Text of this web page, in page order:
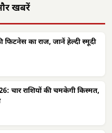
खबरें
फिटनेस का राज, जानें हेल्दी स्मूदी
चार राशियों की चमकेगी किस्मत,